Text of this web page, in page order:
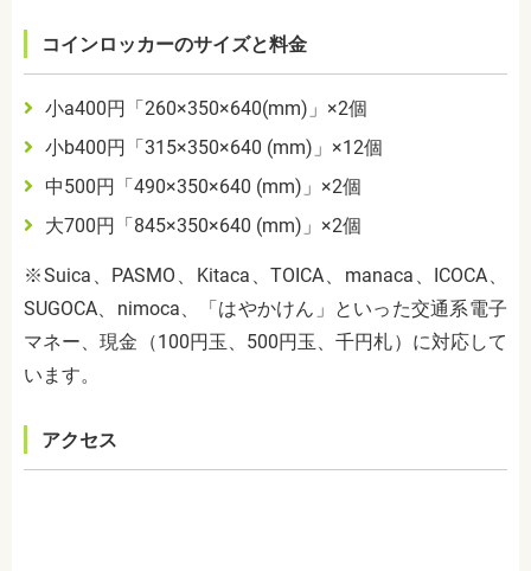
コインロッカーのサイズと料金
小a400円「260×350×640(mm) 」×2個
小b400円「315×350×640 (mm) 」×12個
中500円「490×350×640 (mm) 」×2個
大700円「845×350×640 (mm) 」×2個
※Suica 、 PASMO 、 Kitaca 、TOICA、 manaca 、 ICOCA、
SUGOCA、 nimoca、「はやかけん」といった交通系電子
マネー、現金（100円玉、 500円玉、千円札）に対応して
います。
アクセス